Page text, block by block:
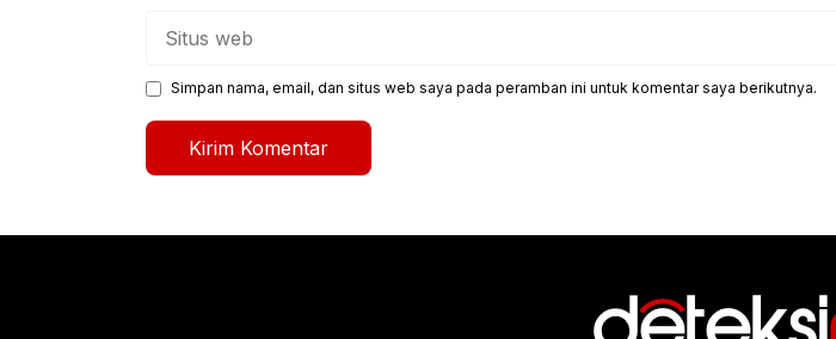
Simpan nama, email, dan situs web saya pada peramban ini untuk komentar saya berikutnya.